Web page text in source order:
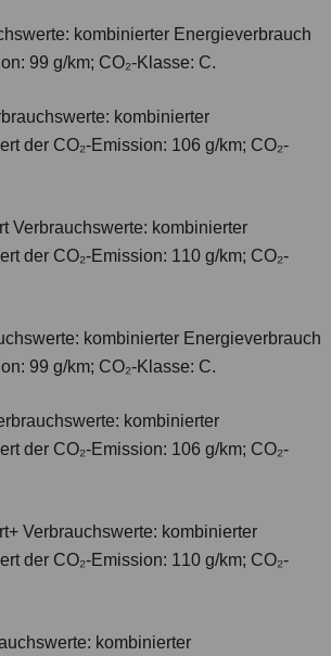
kombinierter Energieverbrauch
99 g/km; CO₂-Klasse: C.
kombinierter
der CO₂-Emission: 106 g/km; CO₂-
Verbrauchswerte: kombinierter
der CO₂-Emission: 110 g/km; CO₂-
kombinierter Energieverbrauch
99 g/km; CO₂-Klasse: C.
kombinierter
der CO₂-Emission: 106 g/km; CO₂-
Verbrauchswerte: kombinierter
der CO₂-Emission: 110 g/km; CO₂-
kombinierter